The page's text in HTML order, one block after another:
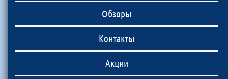
Обзоры
Контакты
Акции